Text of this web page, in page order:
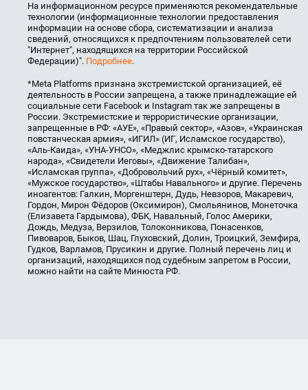
На информационном ресурсе применяются рекомендательные
технологии (информационные технологии предоставления
информации на основе сбора, систематизации и анализа
сведений, относящихся к предпочтениям пользователей сети
"Интернет", находящихся на территории Российской
Федерации)". Подробнее.
*Meta Platforms признана экстремистской организацией, её
деятельность в России запрещена, а также принадлежащие ей
социальные сети Facebook и Instagram так же запрещены в
России. Экстремистские и террористические организации,
запрещенные в РФ: «АУЕ», «Правый сектор», «Азов», «Украинская
повстанческая армия», «ИГИЛ» (ИГ, Исламское государство),
«Аль-Каида», «УНА-УНСО», «Меджлис крымско-татарского
народа», «Свидетели Иеговы», «Движение Талибан»,
«Исламская группа», «Добровольчий рух», «Чёрный комитет»,
«Мужское государство», «Штабы Навального» и другие. Перечень
иноагентов: Галкин, Моргенштерн, Дудь, Невзоров, Макаревич,
Гордон, Мирон Фёдоров (Оксимирон), Смольянинов, Монеточка
(Елизавета Гардымова), ФБК, Навальный, Голос Америки,
Дождь, Медуза, Верзилов, Толоконникова, Понасенков,
Пивоваров, Быков, Шац, Глуховский, Долин, Троицкий, Земфира,
Гудков, Варламов, Прусикин и другие. Полный перечень лиц и
организаций, находящихся под судебным запретом в России,
можно найти на сайте Минюста РФ.